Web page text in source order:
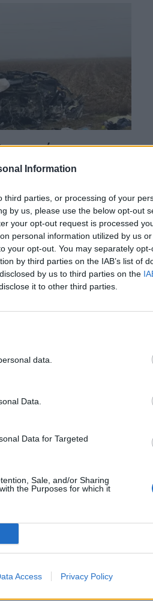
Information
parties, or processing of your
by us, please use the below opt-out
your opt-out request is processed
personal information utilized by us
your opt-out. You may separately
by third parties on the IAB’s list of
by us to third parties on the
it to other third parties.
data.
Data.
Data for Targeted
Sale, and/or Sharing
the Purposes for which it
Access Privacy Policy
με
– Αποκάλυψη
ανατροπή!
στο μοιραίο
θανατηφόρο τροχαίο στη
δέκα…